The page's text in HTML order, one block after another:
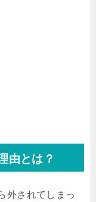
由とは？
外されてしまっ